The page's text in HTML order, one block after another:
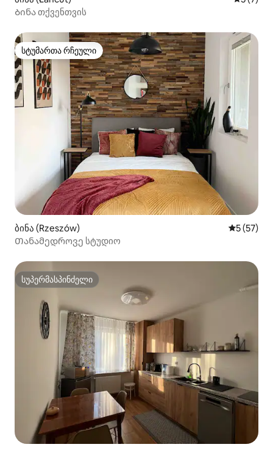
Ბინა თქვენთვის
სტუმართა რჩეული
სტუმართა რჩეული
ბინა (Rzeszów) საშუალო
5 (57)
Თანამედროვე სტუდიო
სუპერმასპინძელი
სუპერმასპინძელი